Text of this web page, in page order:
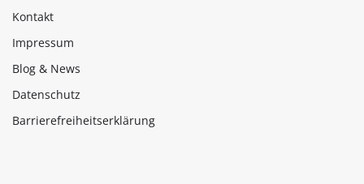
Kontakt
Impressum
Blog & News
Datenschutz
Barrierefreiheitserklärung